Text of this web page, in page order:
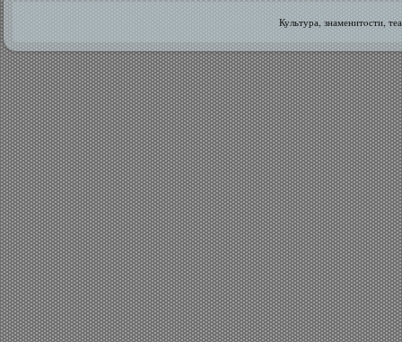
Культура, знаменитοсти,